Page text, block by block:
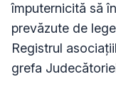
împuternicită să
prevăzute de
Registrul
grefa